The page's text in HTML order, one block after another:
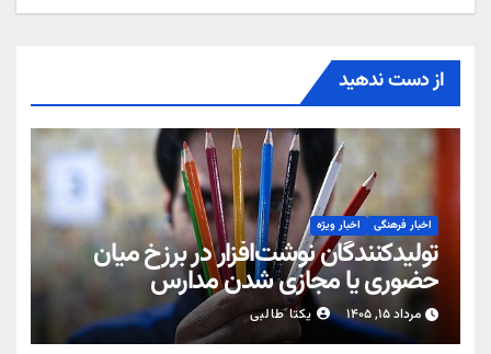
از دست ندهید
اخبار فرهنگی اخبار ویژه
تولیدکنندگان نوشت‌افزار در برزخ میان
حضوری یا مجازی شدن مدارس
مرداد ۱۵, ۱۴۰۵ یکتا طالبی